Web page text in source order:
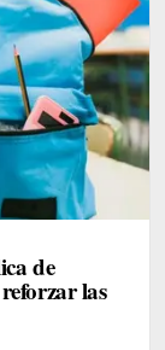
de
las